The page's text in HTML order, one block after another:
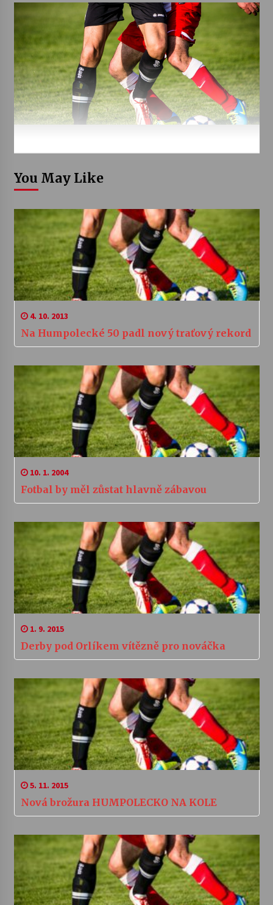
You May Like
4. 10. 2013
Na Humpolecké 50 padl nový traťový rekord
10. 1. 2004
Fotbal by měl zůstat hlavně zábavou
1. 9. 2015
Derby pod Orlíkem vítězně pro nováčka
5. 11. 2015
Nová brožura HUMPOLECKO NA KOLE